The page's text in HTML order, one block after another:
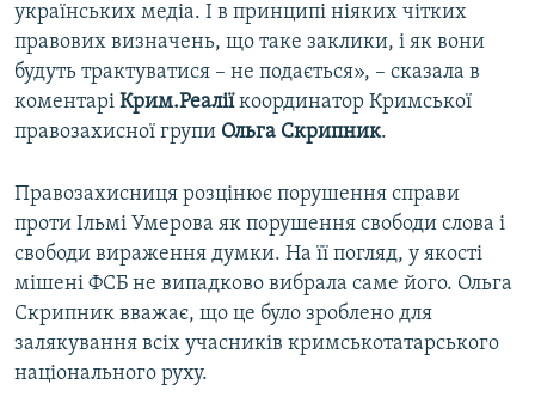
українських медіа. І в принципі ніяких чітких
правових визначень, що таке заклики, і як вони
будуть трактуватися – не подається», – сказала в
коментарі Крим.Реаліїкоординатор Кримської
правозахисної групи Ольга Скрипник.
Правозахисниця розцінює порушення справи
проти Ільмі Умерова як порушення свободи слова і
свободи вираження думки. На її погляд, у якості
мішені ФСБ не випадково вибрала саме його. Ольга
Скрипник вважає, що це було зроблено для
залякування всіх учасників кримськотатарського
національного руху.